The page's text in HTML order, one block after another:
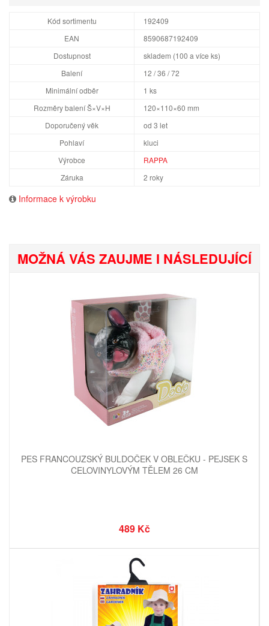
Kód sortimentu
192409
EAN
8590687192409
Dostupnost
skladem (100 a více ks)
Balení
12 / 36 / 72
Minimální odběr
1 ks
Rozměry balení Š×V×H
120×110×60 mm
Doporučený věk
od 3 let
Pohlaví
kluci
Výrobce
RAPPA
Záruka
2 roky
Informace k výrobku
MOŽNÁ VÁS ZAUJME I NÁSLEDUJÍCÍ
PES FRANCOUZSKÝ BULDOČEK V OBLEČKU - PEJSEK S
CELOVINYLOVÝM TĚLEM 26 CM
489 Kč